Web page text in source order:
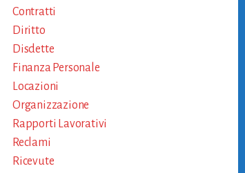
Contratti
Diritto
Disdette
Finanza Personale
Locazioni
Organizzazione
Rapporti Lavorativi
Reclami
Ricevute